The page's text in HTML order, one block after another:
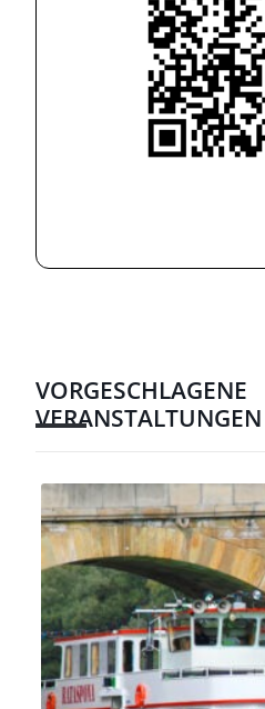
VORGESCHLAGENE
VERANSTALTUNGEN